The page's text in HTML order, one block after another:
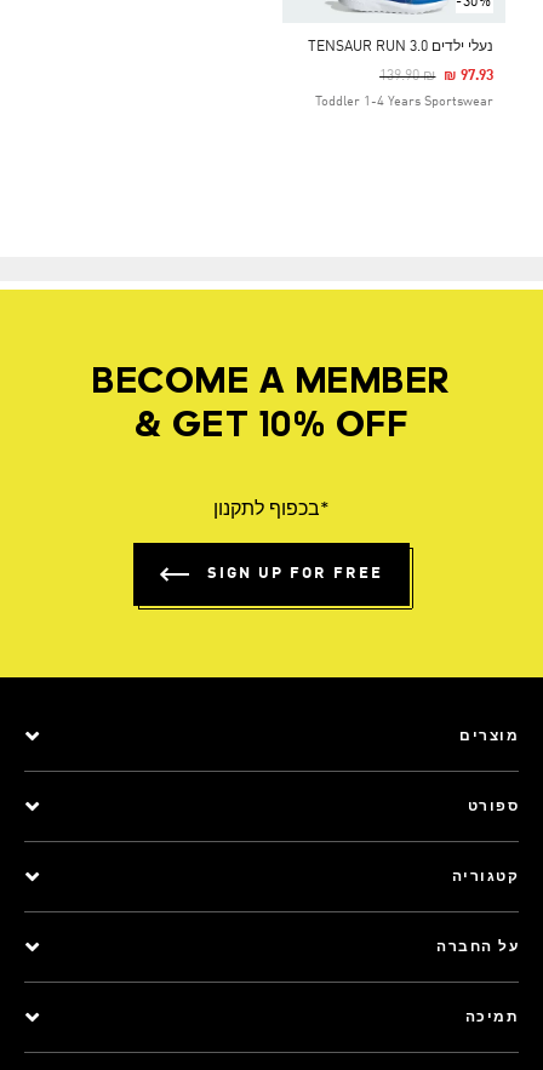
נעלי ילדים TENSAUR RUN 3.0
Price Reduced From
₪ 139.90
To ₪ 97.93
Toddler 1-4 Years Sportswear
BECOME A MEMBER
& GET 10% OFF
*בכפוף לתקנון
SIGN UP FOR FREE
מוצרים
ספורט
קטגוריה
על החברה
תמיכה